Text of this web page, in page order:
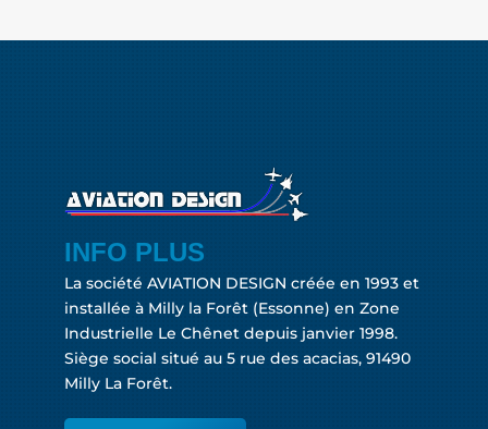
INFO PLUS
La société AVIATION DESIGN créée en 1993 et
installée à Milly la Forêt (Essonne) en Zone
Industrielle Le Chênet depuis janvier 1998.
Siège social situé au 5 rue des acacias, 91490
Milly La Forêt.